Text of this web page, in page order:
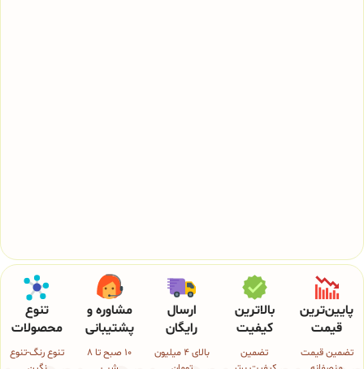
پایین‌ترین
قیمت
تضمین قیمت
بالاترین
کیفیت
تضمین
ارسال
رایگان
بالای 4 میلیون
مشاوره و
پشتیبانی
10 صبح تا 8
تنوع
محصولات
تنوع رنگ-تنوع